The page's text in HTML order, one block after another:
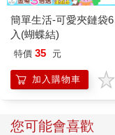
簡單生活-可愛夾鏈袋6
入(蝴蝶結)
特價 35 元
加入購物車
您可能會喜歡